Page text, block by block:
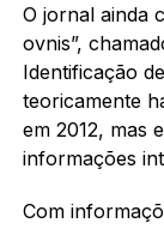
O jornal ainda
ovnis”,
Identificação
teoricamente
em 2012, mas
informações
Com